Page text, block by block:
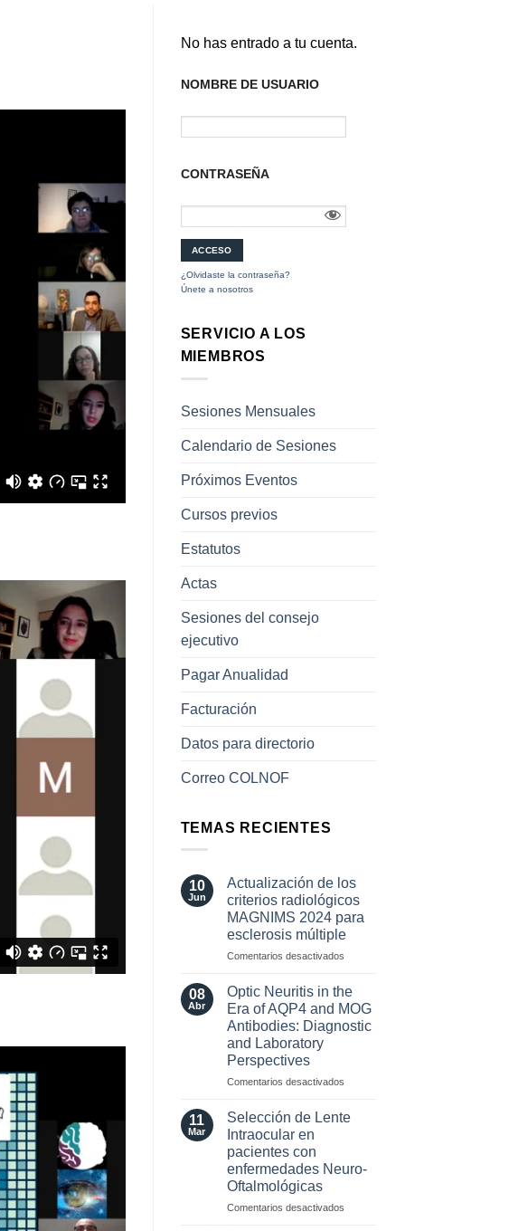
No has entrado a tu cuenta.
NOMBRE DE USUARIO
CONTRASEÑA
¿Olvidaste la contraseña?
Únete a nosotros
SERVICIO A LOS
MIEMBROS
Sesiones Mensuales
Calendario de Sesiones
Próximos Eventos
Cursos previos
Estatutos
Actas
Sesiones del consejo
ejecutivo
Pagar Anualidad
Facturación
Datos para directorio
Correo COLNOF
TEMAS RECIENTES
10
Jun
Actualización de los
criterios radiológicos
MAGNIMS 2024 para
esclerosis múltiple
Comentarios desactivadosen
los
criterios
radiológicos
para
08
Abr
Optic Neuritis in the
Era of AQP4 and MOG
Antibodies: Diagnostic
and Laboratory
Perspectives
Comentarios desactivadosen
of
and
11
Mar
Selección de Lente
Intraocular en
pacientes con
enfermedades Neuro-
Oftalmológicas
Comentarios desactivadosen